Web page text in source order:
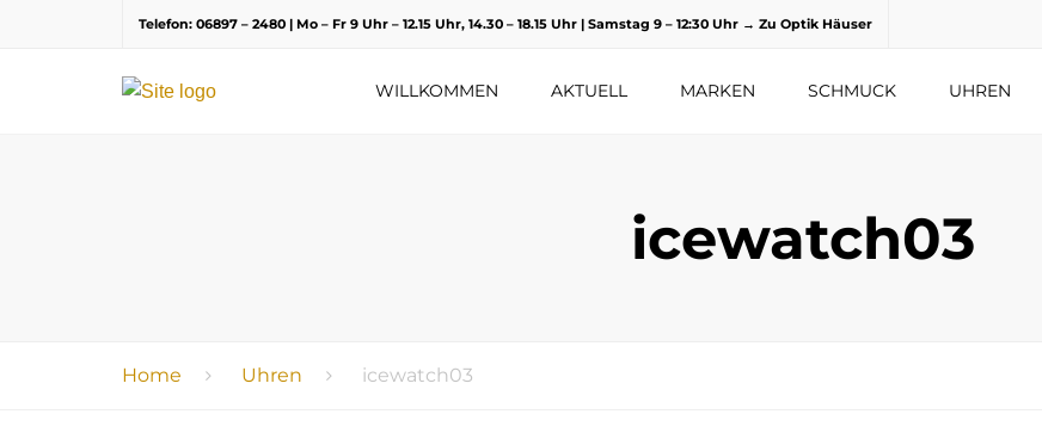
Telefon: 06897 – 2480 | Mo – Fr 9 Uhr – 12.15 Uhr, 14.30 – 18.15 Uhr | Samstag 9 – 12:30 Uhr → Zu Optik Häuser
WILLKOMMEN AKTUELL MARKEN SCHMUCK UHREN
icewatch03
Home Uhren icewatch03